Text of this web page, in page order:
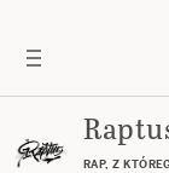
RAP, Z